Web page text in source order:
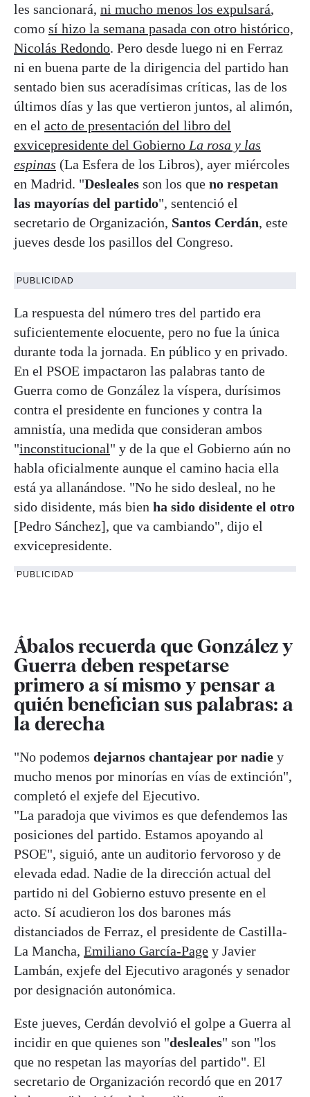
les sancionará, ni mucho menos los expulsará,
como sí hizo la semana pasada con otro histórico,
Nicolás Redondo. Pero desde luego ni en Ferraz
ni en buena parte de la dirigencia del partido han
sentado bien sus aceradísimas críticas, las de los
últimos días y las que vertieron juntos, al alimón,
en el acto de presentación del libro del
exvicepresidente del Gobierno La rosa y las
espinas (La Esfera de los Libros), ayer miércoles
en Madrid. "Desleales son los que no respetan
las mayorías del partido", sentenció el
secretario de Organización, Santos Cerdán, este
jueves desde los pasillos del Congreso.
PUBLICIDAD
La respuesta del número tres del partido era
suficientemente elocuente, pero no fue la única
durante toda la jornada. En público y en privado.
En el PSOE impactaron las palabras tanto de
Guerra como de González la víspera, durísimos
contra el presidente en funciones y contra la
amnistía, una medida que consideran ambos
"inconstitucional" y de la que el Gobierno aún no
habla oficialmente aunque el camino hacia ella
está ya allanándose. "No he sido desleal, no he
sido disidente, más bien ha sido disidente el otro
[Pedro Sánchez], que va cambiando", dijo el
exvicepresidente.
PUBLICIDAD
Ábalos recuerda que González y
Guerra deben respetarse
primero a sí mismo y pensar a
quién benefician sus palabras: a
la derecha
"No podemos dejarnos chantajear por nadie y
mucho menos por minorías en vías de extinción",
completó el exjefe del Ejecutivo.
"La paradoja que vivimos es que defendemos las
posiciones del partido. Estamos apoyando al
PSOE", siguió, ante un auditorio fervoroso y de
elevada edad. Nadie de la dirección actual del
partido ni del Gobierno estuvo presente en el
acto. Sí acudieron los dos barones más
distanciados de Ferraz, el presidente de Castilla-
La Mancha, Emiliano García-Page y Javier
Lambán, exjefe del Ejecutivo aragonés y senador
por designación autonómica.
Este jueves, Cerdán devolvió el golpe a Guerra al
incidir en que quienes son "desleales" son "los
que no respetan las mayorías del partido". El
secretario de Organización recordó que en 2017